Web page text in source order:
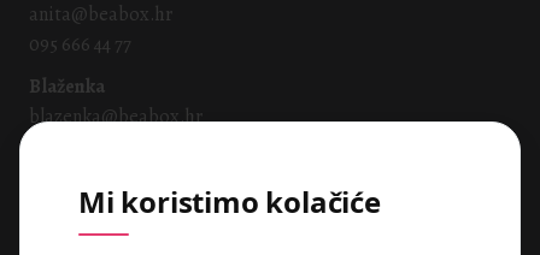
Mi koristimo kolačiće
anita@beabox.hr
095 666 44 77
Blaženka
blazenka@beabox.hr
Naše usluge: